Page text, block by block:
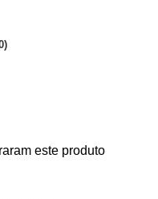
este produto